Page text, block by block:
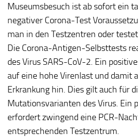
Museumsbesuch ist ab sofort ein
negativer Corona-Test
man in den Testzentren oder
Die Corona-Antigen-Selbsttests
des Virus SARS-CoV-2. Ein
auf eine hohe Virenlast und damit
Erkrankung hin. Dies gilt auch für
Mutationsvarianten des Virus. Ein
erfordert zwingend eine PCR-
entsprechenden Testzentrum.